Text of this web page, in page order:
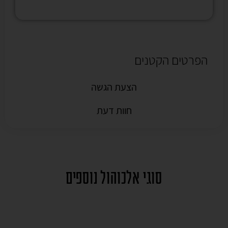
הצעת הגשה
חוות דעת
הפרטים הקטנים
סוגי אלכוהול נוספים